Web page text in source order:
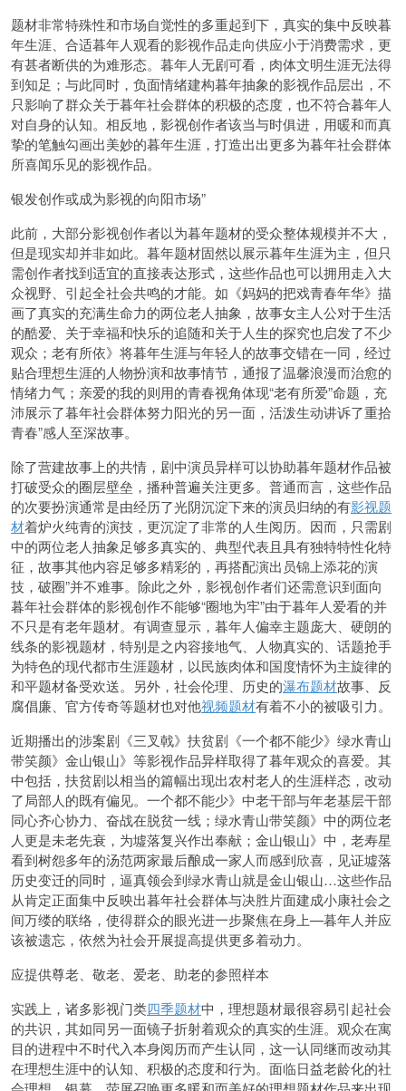
题材非常特殊性和市场自觉性的多重起到下，真实的集中反映暮
年生涯、合适暮年人观看的影视作品走向供应小于消费需求，更
有甚者断供的为难形态。暮年人无剧可看，肉体文明生涯无法得
到知足；与此同时，负面情绪建构暮年抽象的影视作品层出，不
只影响了群众关于暮年社会群体的积极的态度，也不符合暮年人
对自身的认知。相反地，影视创作者该当与时俱进，用暖和而真
挚的笔触勾画出美妙的暮年生涯，打造出出更多为暮年社会群体
所喜闻乐见的影视作品。
银发创作或成为影视的向阳市场”
此前，大部分影视创作者以为暮年题材的受众整体规模并不大，
但是现实却并非如此。暮年题材固然以展示暮年生涯为主，但只
需创作者找到适宜的直接表达形式，这些作品也可以拥用走入大
众视野、引起全社会共鸣的才能。如《妈妈的把戏青春年华》描
画了真实的充满生命力的两位老人抽象，故事女主人公对于生活
的酷爱、关于幸福和快乐的追随和关于人生的探究也启发了不少
观众；老有所依》将暮年生涯与年轻人的故事交错在一同，经过
贴合理想生涯的人物扮演和故事情节，通报了温馨浪漫而治愈的
情绪力气；亲爱的我的则用的青春视角体现“老有所爱”命题，充
沛展示了暮年社会群体努力阳光的另一面，活泼生动讲诉了重拾
青春”感人至深故事。
除了营建故事上的共情，剧中演员异样可以协助暮年题材作品被
打破受众的圈层壁垒，播种普遍关注更多。普通而言，这些作品
的次要扮演通常是由经历了光阴沉淀下来的演员归纳的有影视题
材着炉火纯青的演技，更沉淀了非常的人生阅历。因而，只需剧
中的两位老人抽象足够多真实的、典型代表且具有独特特性化特
征，故事其他内容足够多精彩的，再搭配演出员锦上添花的演
技，破圈”并不难事。除此之外，影视创作者们还需意识到面向
暮年社会群体的影视创作不能够“圈地为牢”由于暮年人爱看的并
不只是有老年题材。有调查显示，暮年人偏幸主题庞大、硬朗的
线条的影视题材，特别是之内容接地气、人物真实的、话题抢手
为特色的现代都市生涯题材，以民族肉体和国度情怀为主旋律的
和平题材备受欢送。另外，社会伦理、历史的瀑布题材故事、反
腐倡廉、官方传奇等题材也对他视频题材有着不小的被吸引力。
近期播出的涉案剧《三叉戟》扶贫剧《一个都不能少》绿水青山
带笑颜》金山银山》等影视作品异样取得了暮年观众的喜爱。其
中包括，扶贫剧以相当的篇幅出现出农村老人的生涯样态，改动
了局部人的既有偏见。一个都不能少》中老干部与年老基层干部
同心齐心协力、奋战在脱贫一线；绿水青山带笑颜》中的两位老
人更是未老先衰，为墟落复兴作出奉献；金山银山》中，老寿星
看到树怨多年的汤范两家最后酿成一家人而感到欣喜，见证墟落
历史变迁的同时，逼真领会到绿水青山就是金山银山…这些作品
从肯定正面集中反映出暮年社会群体与决胜片面建成小康社会之
间万缕的联络，使得群众的眼光进一步聚焦在身上—暮年人并应
该被遗忘，依然为社会开展提高提供更多着动力。
应提供尊老、敬老、爱老、助老的参照样本
实践上，诸多影视门类四季题材中，理想题材最很容易引起社会
的共识，其如同另一面镜子折射着观众的真实的生涯。观众在寓
目的进程中不时代入本身阅历而产生认同，这一认同继而改动其
在理想生涯中的认知、积极的态度和行为。面临日益老龄化的社